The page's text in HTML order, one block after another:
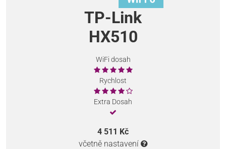
TP-Link
HX510
WiFi dosah
Rychlost
Extra Dosah
4 511 Kč
včetně nastavení